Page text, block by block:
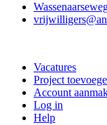
Vacatures
Project
Account
Log in
Help